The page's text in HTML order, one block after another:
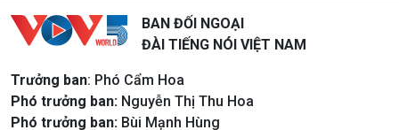
BAN ĐỐI NGOẠI
ĐÀI TIẾNG NÓI VIỆT NAM
Trưởng ban: Phó Cẩm Hoa
Phó trưởng ban: Nguyễn Thị Thu Hoa
Phó trưởng ban: Bùi Mạnh Hùng